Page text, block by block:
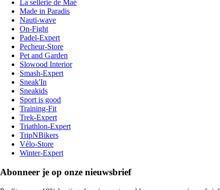
La sellerie de Maé
Made in Paradis
Nauti-wave
On-Fight
Padel-Expert
Pecheur-Store
Pet and Garden
Slowood Interior
Smash-Expert
Sneak'In
Sneakids
Sport is good
Training-Fit
Trek-Expert
Triathlon-Expert
TripNBikers
Vélo-Store
Winter-Expert
Abonneer je op onze nieuwsbrief